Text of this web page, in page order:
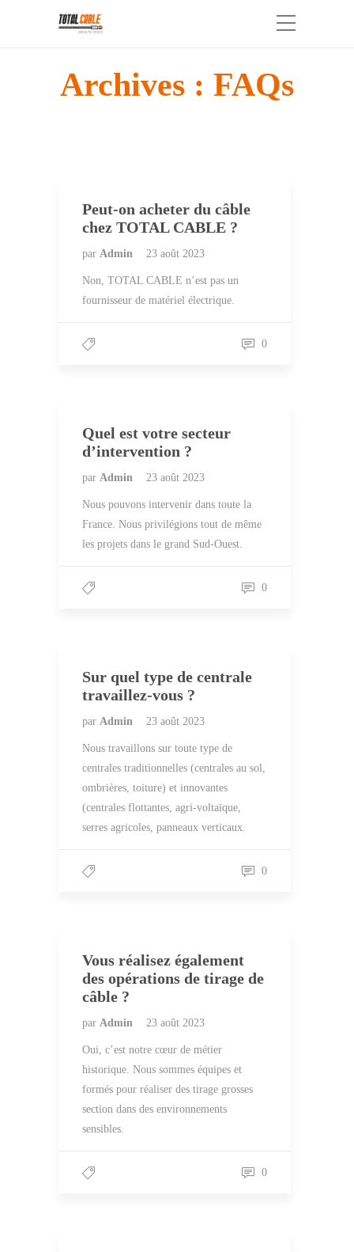
Archives : FAQs
Peut-on acheter du câble
chez TOTAL CABLE ?
par Admin 23 août 2023
Non, TOTAL CABLE n’est pas un
fournisseur de matériel électrique.
0
Quel est votre secteur
d’intervention ?
par Admin 23 août 2023
Nous pouvons intervenir dans toute la
France. Nous privilégions tout de même
les projets dans le grand Sud-Ouest.
0
Sur quel type de centrale
travaillez-vous ?
par Admin 23 août 2023
Nous travaillons sur toute type de
centrales traditionnelles (centrales au sol,
ombrières, toiture) et innovantes
(centrales flottantes, agri-voltaïque,
serres agricoles, panneaux verticaux.
0
Vous réalisez également
des opérations de tirage de
câble ?
par Admin 23 août 2023
Oui, c’est notre cœur de métier
historique. Nous sommes équipes et
formés pour réaliser des tirage grosses
section dans des environnements
sensibles.
0